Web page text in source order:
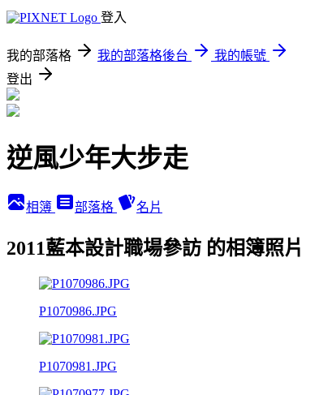
登入
我的部落格 我的部落格後台
我的帳號
登出
逆風少年大步走
相簿 部落格 名片
2011藍本設計職場參訪 的相簿照片
P1070986.JPG
P1070981.JPG